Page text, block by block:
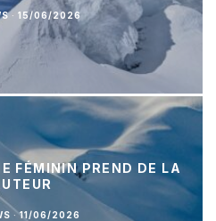
· 15/06/2026
FÉMININ PREND DE LA
· 11/06/2026